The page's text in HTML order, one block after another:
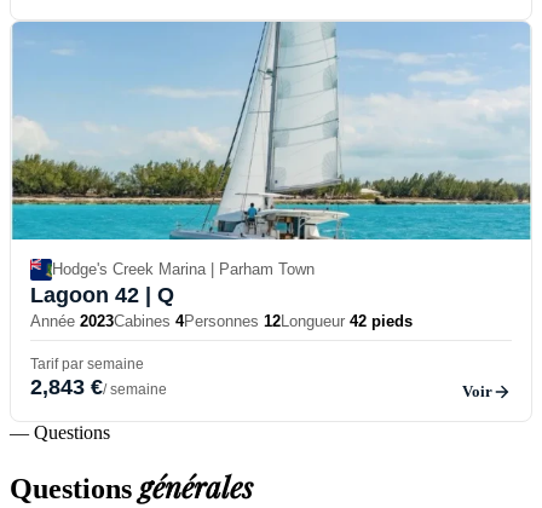
Hodge's Creek Marina | Parham Town
Lagoon 42 | Q
Année 2023Cabines 4Personnes 12Longueur 42 pieds
Tarif par semaine
2,843 €/ semaine Voir
— Questions
Questionsgénérales